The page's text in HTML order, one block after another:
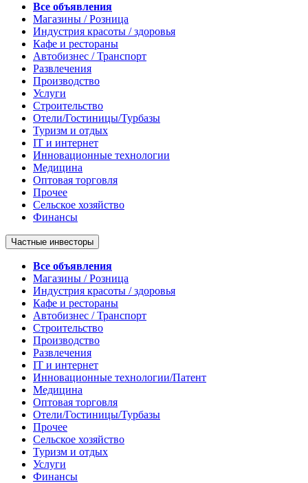
Все объявления
Магазины / Розница
Индустрия красоты / здоровья
Кафе и рестораны
Автобизнес / Транспорт
Развлечения
Производство
Услуги
Строительство
Отели/Гостиницы/Турбазы
Туризм и отдых
IT и интернет
Инновационные технологии
Медицина
Оптовая торговля
Прочее
Сельское хозяйство
Финансы
Частные инвесторы
Все объявления
Магазины / Розница
Индустрия красоты / здоровья
Кафе и рестораны
Автобизнес / Транспорт
Строительство
Производство
Развлечения
IT и интернет
Инновационные технологии/Патент
Медицина
Оптовая торговля
Отели/Гостиницы/Турбазы
Прочее
Сельское хозяйство
Туризм и отдых
Услуги
Финансы